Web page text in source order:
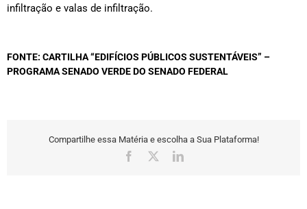
infiltração e valas de infiltração.
FONTE: CARTILHA “EDIFÍCIOS PÚBLICOS SUSTENTÁVEIS” –
PROGRAMA SENADO VERDE DO SENADO FEDERAL
Compartilhe essa Matéria e escolha a Sua Plataforma!
Facebook LinkedIn